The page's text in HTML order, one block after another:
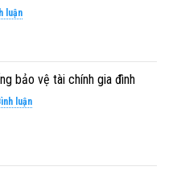
luận
bảo vệ tài chính gia đình
luận